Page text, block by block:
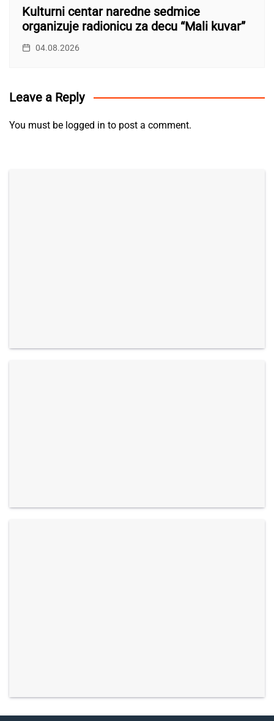
Kulturni centar naredne sedmice
organizuje radionicu za decu “Mali kuvar”
04.08.2026
Leave a Reply
You must be logged in to post a comment.